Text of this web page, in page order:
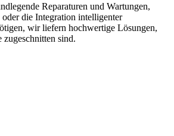
Reparaturen und Wartungen,
oder die Integration intelligenter
wir liefern hochwertige Lösungen,
sind.